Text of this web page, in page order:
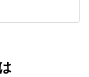
お預かりし
本人の許可
ての厳密な
状況や紹介
ドバイスを